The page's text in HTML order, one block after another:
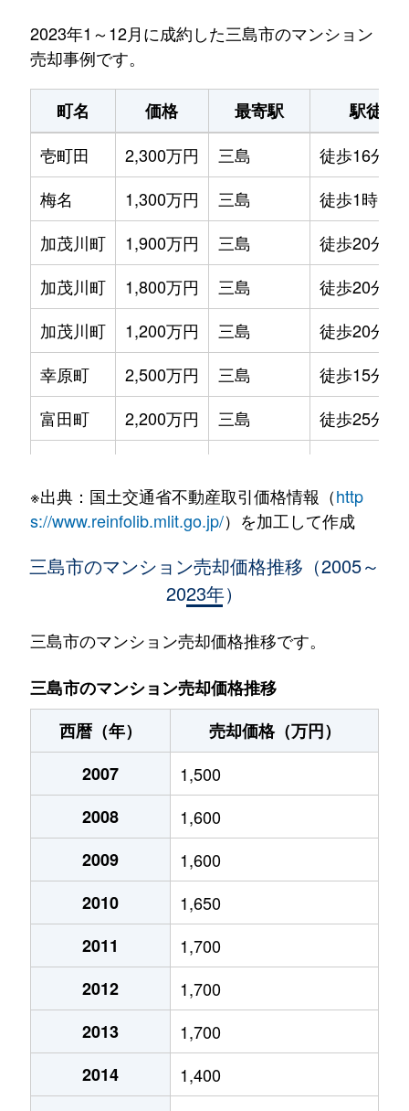
2023年1～12月に成約した三島市のマンション
売却事例です。
町名 価格 最寄駅
駅徒歩
壱町田
2,300万円 三島
徒歩16分
梅名
1,300万円 三島
徒歩1時間
加茂川町
1,900万円 三島
徒歩20分
加茂川町
1,800万円 三島
徒歩20分
加茂川町
1,200万円 三島
徒歩20分
幸原町
2,500万円 三島
徒歩15分
富田町
2,200万円 三島
徒歩25分
中
1,400万円 三島
徒歩45分
1,000万円 三島
西若町
1,600万円 三島
萩
1,500万円 三島
東本町
1,800万円 三島
徒歩19分
広小路町
3,400万円 三島
広小路町
1,700万円 三島広小路
文教町
3,000万円 三島
文教町
3,400万円 三島
4,600万円 三島
松が丘
1,600万円 三島
南田町
110万円 三島田町
※出典：国土交通省不動産取引価格情報（http
s://www.reinfolib.mlit.go.jp/）を加工して作成
三島市のマンション売却価格推移（2005～
2023年）
三島市のマンション売却価格推移です。
三島市のマンション売却価格推移
西暦（年）
売却価格（万円）
2007
1,500
2008
1,600
2009
1,600
2010
1,650
2011
1,700
2012
1,700
2013
1,700
2014
1,400